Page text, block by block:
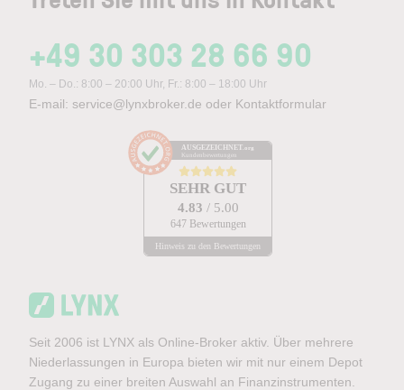
+49 30 303 28 66 90
Mo. – Do.: 8:00 – 20:00 Uhr, Fr.: 8:00 – 18:00 Uhr
E-mail: service@lynxbroker.de oder Kontaktformular
AUSGEZEICHNET .org
Kundenbewertungen
SEHR GUT
4.83 / 5.00
647 Bewertungen
Hinweis zu den Bewertungen
Seit 2006 ist LYNX als Online-Broker aktiv. Über mehrere
Niederlassungen in Europa bieten wir mit nur einem Depot
Zugang zu einer breiten Auswahl an Finanzinstrumenten.